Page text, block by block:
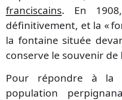
franciscains. En
définitivement, et la «
la fontaine située
conserve le souvenir de
Pour répondre à la
population